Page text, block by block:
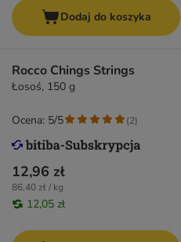
Dodaj do koszyka
Rocco Chings Strings
Łosoś, 150 g
12,96 zł
86,40 zł / kg
12,05 zł
Ocena: 5/5 (2)